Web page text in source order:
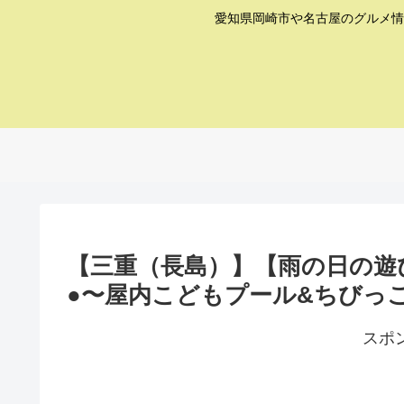
愛知県岡崎市や名古屋のグルメ
【三重（長島）】【雨の日の
●〜屋内こどもプール&ちびっ
スポ